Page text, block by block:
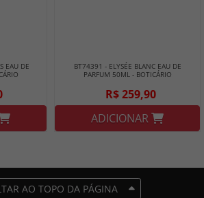
EAU DE
BT74391 - ELYSÉE BLANC EAU DE
PARFUM 50ML - BOTICÁRIO
R$ 259,90
ADICIONAR
AO TOPO DA PÁGINA